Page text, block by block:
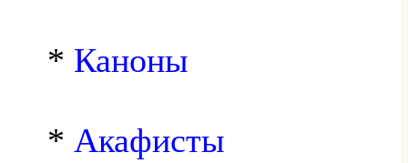
* Каноны
* Акафисты